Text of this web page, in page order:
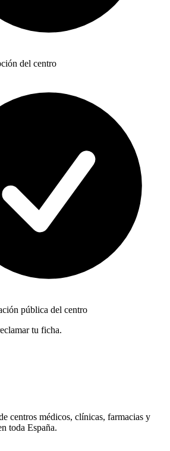
del centro
pública del centro
tu ficha.
centros médicos, clínicas, farmacias y
toda España.